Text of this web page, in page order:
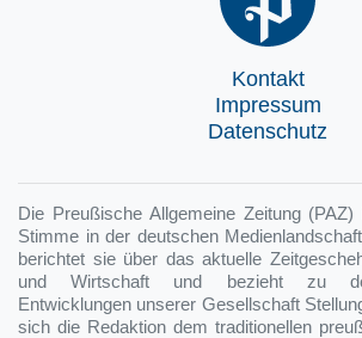
Kontakt
Impressum
Datenschutz
Die Preußische Allgemeine Zeitung
Stimme in der deutschen
berichtet sie über das aktuelle
und Wirtschaft und bezieht zu
Entwicklungen unserer Gesellschaft
sich die Redaktion dem traditionellen